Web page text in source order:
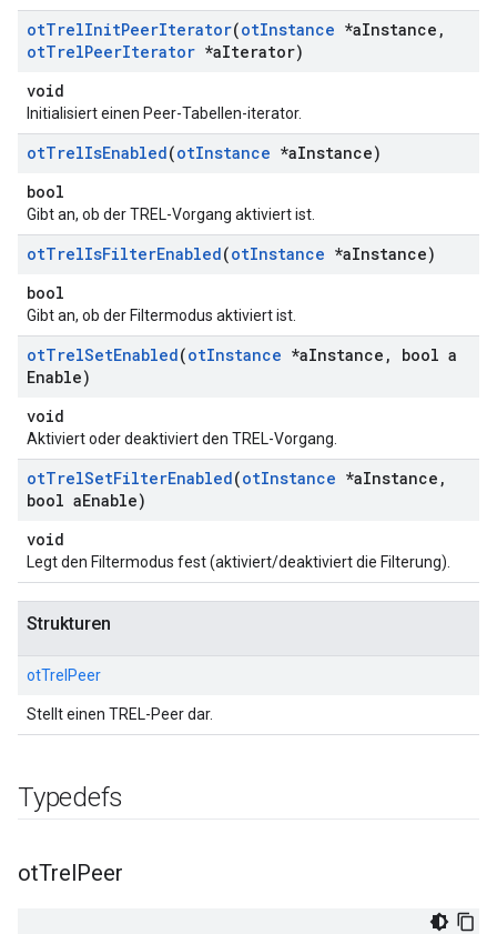
otTrelInitPeerIterator(otInstance *aInstance ,
otTrelPeerIterator *aIterator)
void
Initialisiert einen Peer-Tabellen-iterator.
otTrelIsEnabled(otInstance *aInstance)
bool
Gibt an, ob der TREL-Vorgang aktiviert ist.
otTrelIsFilterEnabled(otInstance *aInstance)
bool
Gibt an, ob der Filtermodus aktiviert ist.
otTrelSetEnabled(otInstance *aInstance ,
bool a
Enable)
void
Aktiviert oder deaktiviert den TREL-Vorgang.
otTrelSetFilterEnabled(otInstance *aInstance ,
bool aEnable)
void
Legt den Filtermodus fest (aktiviert/deaktiviert die Filterung).
Strukturen
otTrelPeer
Stellt einen TREL-Peer dar.
Typedefs
otTrelPeer